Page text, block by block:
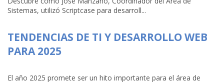
Sistemas, utilizó Scriptcase para desarroll...
TENDENCIAS DE TI Y DESARROLLO WEB
PARA 2025
El año 2025 promete ser un hito importante para el área de